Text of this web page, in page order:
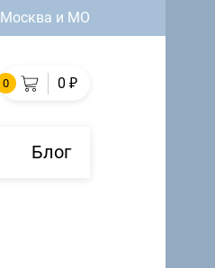
Москва и МО
0 0 ₽
Блог